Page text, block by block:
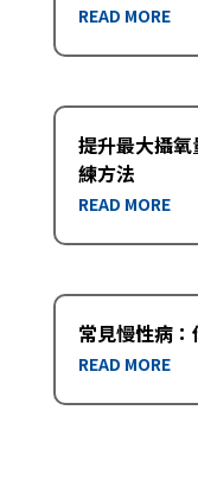
READ MORE
提升最大攝
練方法
READ MORE
常見慢性病
READ MORE